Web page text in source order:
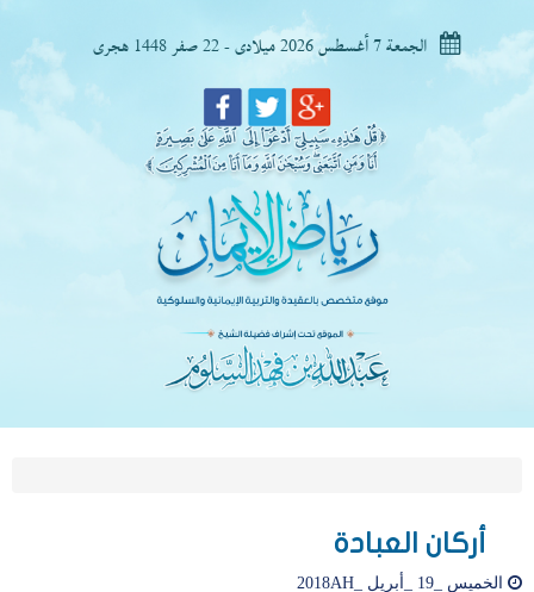
الجمعة 7 أغسطس 2026 ميلادى - 22 صفر 1448 هجرى
أركان العبادة
الخميس _19 _أبريل _2018AH